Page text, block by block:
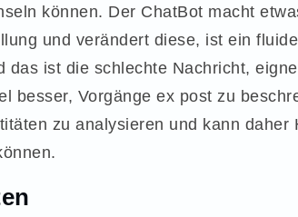
können. Der ChatBot macht
und verändert diese, ist ein
das ist die schlechte Nachricht,
besser, Vorgänge ex post zu
zu analysieren und kann daher